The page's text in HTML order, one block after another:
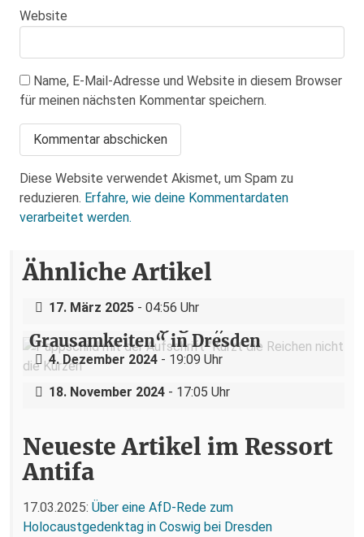
Website
Name, E-Mail-Adresse und Website in diesem Browser
für meinen nächsten Kommentar speichern.
Diese Website verwendet Akismet, um Spam zu
reduzieren. Erfahre, wie deine Kommentardaten
verarbeitet werden.
Ähnliche Artikel
Über eine AfD-Rede zum
Holocaustgedenktag in Coswig bei
17. März 2025 - 04:56 Uhr
„Teilhabe ist nicht verhandelbar“–
Grausamkeiten“ in Dresden
4. Dezember 2024 - 19:09 Uhr
Nazigruppe sucht (und bekommt)
Stress in der Dresdner Neustadt
18. November 2024 - 17:05 Uhr
Neueste Artikel im Ressort
Antifa
17.03.2025: Über eine AfD-Rede zum
Holocaustgedenktag in Coswig bei Dresden